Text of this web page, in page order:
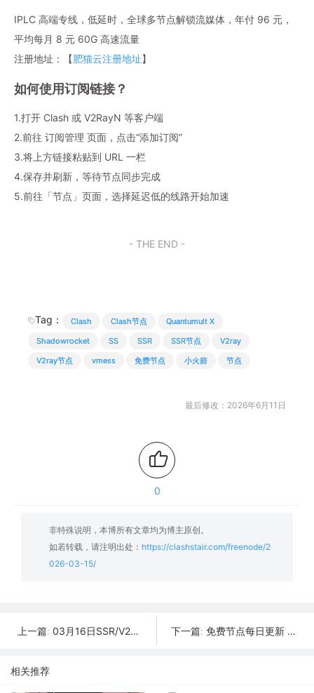
IPLC 高端专线，低延时，全球多节点解锁流媒体，年付 96 元，
平均每月 8 元 60G 高速流量
注册地址：【肥猫云注册地址】
如何使用订阅链接？
1.打开 Clash 或 V2RayN 等客户端
2.前往 订阅管理 页面，点击“添加订阅”
3.将上方链接粘贴到 URL 一栏
4.保存并刷新，等待节点同步完成
5.前往「节点」页面，选择延迟低的线路开始加速
- THE END -
Tag： Clash Clash节点
Quantumult X
Shadowrocket
SS SSR SSR节点
V2ray
V2ray节点
vmess 免费节点 小火箭 节点
最后修改：2026年6月11日
0
非特殊说明，本博所有文章均为博主原创。
如若转载，请注明出处： https://clashstair.com/freenode/2
026-03-15/
上一篇: 03月16日SSR/V2Ray/Clash订阅合集 | 43条可用免费节点 下一篇: 免费节点每日更新 | 2026年03月14日SSR/V2Ray/Clash可用订阅
相关推荐